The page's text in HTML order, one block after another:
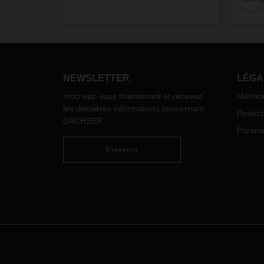
que
NEWSLETTER
Inscrivez-vous maintenant et recevez
les dernières informations concernant
DACHSER
S'inscrire